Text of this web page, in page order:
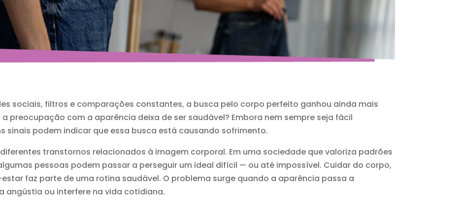
sociais, filtros e comparações constantes, a busca pelo corpo perfeito ganhou ainda mais
preocupação com a aparência deixa de ser saudável? Embora nem sempre seja fácil
sinais podem indicar que essa busca está causando sofrimento.
transtornos relacionados à imagem corporal. Em uma sociedade que valoriza padrões
pessoas podem passar a perseguir um ideal difícil — ou até impossível. Cuidar do corpo,
faz parte de uma rotina saudável. O problema surge quando a aparência passa a
angústia ou interfere na vida cotidiana.